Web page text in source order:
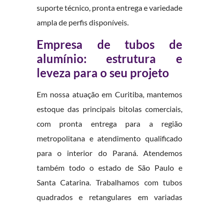
suporte técnico, pronta entrega e variedade
ampla de perfis disponíveis.
Empresa de tubos de
alumínio: estrutura e
leveza para o seu projeto
Em nossa atuação em Curitiba, mantemos
estoque das principais bitolas comerciais,
com pronta entrega para a região
metropolitana e atendimento qualificado
para o interior do Paraná. Atendemos
também todo o estado de São Paulo e
Santa Catarina. Trabalhamos com tubos
quadrados e retangulares em variadas